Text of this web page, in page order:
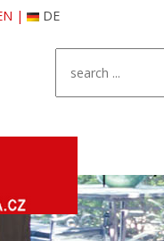
| DE